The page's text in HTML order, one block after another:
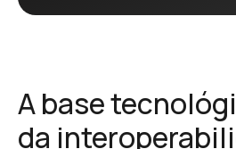
A base
da